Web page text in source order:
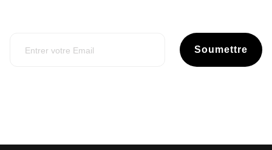
Soumettre